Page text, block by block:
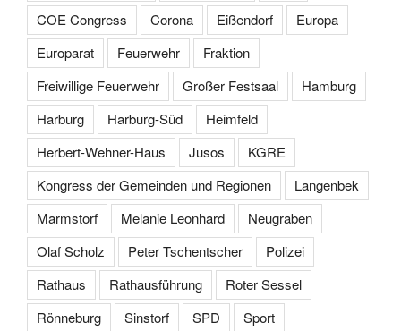
COE Congress
Corona Eißendorf
Europa
Europarat
Feuerwehr
Fraktion
Freiwillige Feuerwehr
Großer Festsaal
Hamburg
Harburg
Harburg-Süd
Heimfeld
Herbert-Wehner-Haus
Jusos
KGRE
Kongress der Gemeinden und Regionen
Langenbek
Marmstorf
Melanie Leonhard
Neugraben
Olaf Scholz
Peter Tschentscher
Polizei
Rathaus
Rathausführung
Roter Sessel
Rönneburg
Sinstorf SPD
Sport